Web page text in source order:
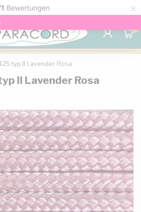
Bewertungen ×
nach Hause ab 150 €
0
typ II Lavender Rosa
II Lavender Rosa